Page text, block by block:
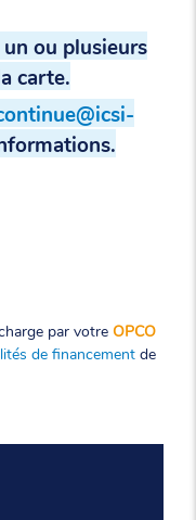
ou plusieurs
carte.
par votre OPCO
de financement de